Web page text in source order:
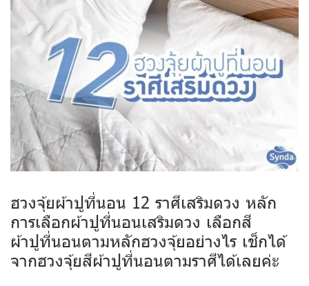
ฮวงจุ้ยผ้าปูที่นอน 12 ราศีเสริมดวง หลัก
การเลือกผ้าปูที่นอนเสริมดวง เลือกสี
ผ้าปูที่นอนตามหลักฮวงจุ้ยอย่างไร เช็กได้
จากฮวงจุ้ยสีผ้าปูที่นอนตามราศีได้เลยค่ะ